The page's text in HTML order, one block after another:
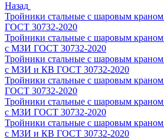
Назад
Тройники стальные с шаровым
ГОСТ 30732-2020
Тройники стальные с шаровым
с МЗИ ГОСТ 30732-2020
Тройники стальные с шаровым
с МЗИ и КВ ГОСТ 30732-2020
Тройники стальные с шаровым
ГОСТ 30732-2020
Тройники стальные с шаровым
с МЗИ ГОСТ 30732-2020
Тройники стальные с шаровым
с МЗИ и КВ ГОСТ 30732-2020